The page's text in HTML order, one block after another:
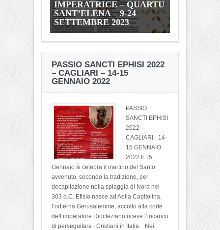
FESTA DI SANT’ELENA
IMPERATRICE – QUARTU
SANT’ELENA – 9-24
SETTEMBRE 2023
ISOLABIRRA – PARCO
TERRAMAINI –
CAGLIARI – 8-9-10
SETTEMBRE 2023
PASSIO SANCTI EPHISI 2022
– CAGLIARI – 14-15
GENNAIO 2022
PASSIO
SANCTI EPHISI
2022 -
CAGLIARI - 14-
15 GENNAIO
2022 Il 15
Gennaio si celebra il martirio del Santo
avvenuto, secondo la tradizione, per
decapitazione nella spiaggia di Nora nel
303 d.C. Efisio nasce ad Aelia Capitolina,
l’odierna Gerusalemme; accolto alla corte
dell’imperatore Diocleziano riceve l’incarico
di perseguitare i Cristiani in Italia. Nei